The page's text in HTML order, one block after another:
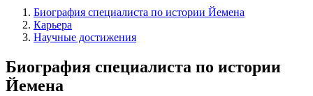
Биография специалиста по истории Йемена
Карьера
Научные достижения
Биография специалиста по истории
Йемена